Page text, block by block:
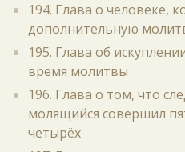
194. Глава о человеке,
дополнительную
195. Глава об
время молитвы
196. Глава о том, что
молящийся совершил
четырёх